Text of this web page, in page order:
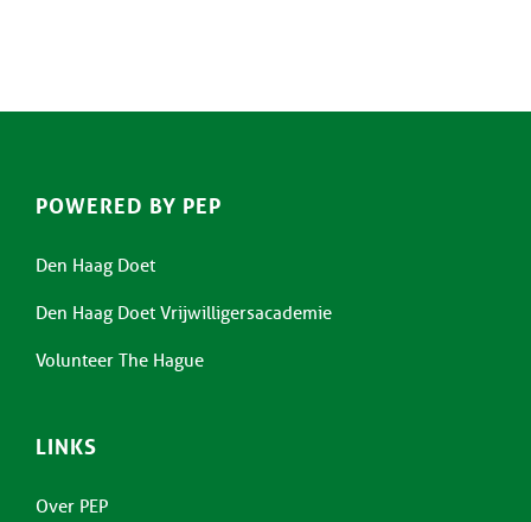
POWERED BY PEP
Den Haag Doet
Den Haag Doet Vrijwilligersacademie
Volunteer The Hague
LINKS
Over PEP